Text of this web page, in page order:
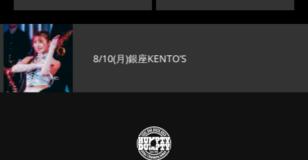
8/10(月)銀座KENTO’S